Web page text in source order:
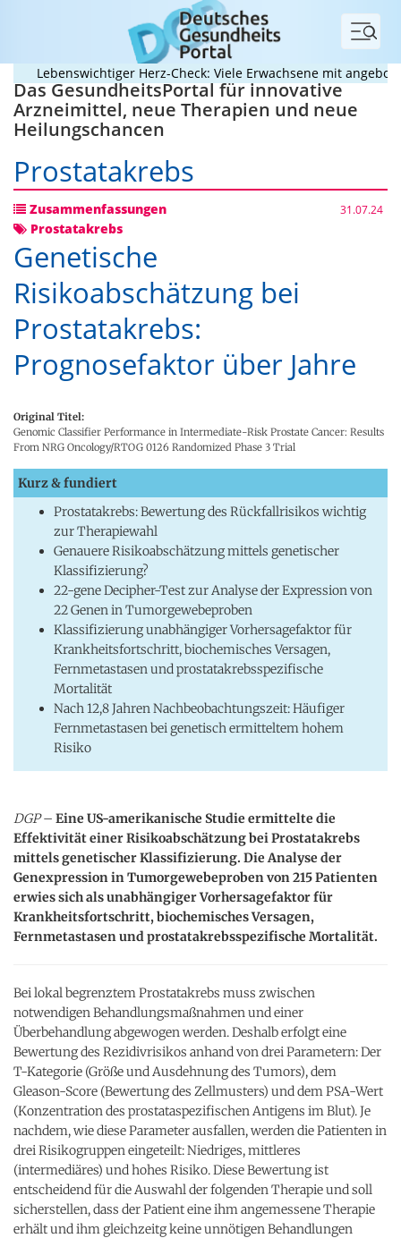
Menü
Lebenswichtiger Herz-Check: Viele Erwachsene mit
Das GesundheitsPortal für innovative
Arzneimittel, neue Therapien und neue
Heilungschancen
Prostatakrebs
Zusammenfassungen 31.07.24
Prostatakrebs
Genetische
Risikoabschätzung bei
Prostatakrebs:
Prognosefaktor über Jahre
Original Titel:
Genomic Classifier Performance in Intermediate-Risk Prostate Cancer: Results
From NRG Oncology/RTOG 0126 Randomized Phase 3 Trial
Kurz & fundiert
Prostatakrebs: Bewertung des Rückfallrisikos wichtig
zur Therapiewahl
Genauere Risikoabschätzung mittels genetischer
Klassifizierung?
22-gene Decipher-Test zur Analyse der Expression von
22 Genen in Tumorgewebeproben
Klassifizierung unabhängiger Vorhersagefaktor für
Krankheitsfortschritt, biochemisches Versagen,
Fernmetastasen und prostatakrebsspezifische
Mortalität
Nach 12,8 Jahren Nachbeobachtungszeit: Häufiger
Fernmetastasen bei genetisch ermitteltem hohem
Risiko
DGP– Eine US-amerikanische Studie ermittelte die
Effektivität einer Risikoabschätzung bei Prostatakrebs
mittels genetischer Klassifizierung. Die Analyse der
Genexpression in Tumorgewebeproben von 215 Patienten
erwies sich als unabhängiger Vorhersagefaktor für
Krankheitsfortschritt, biochemisches Versagen,
Fernmetastasen und prostatakrebsspezifische Mortalität.
Bei lokal begrenztem Prostatakrebs muss zwischen
notwendigen Behandlungsmaßnahmen und einer
Überbehandlung abgewogen werden. Deshalb erfolgt eine
Bewertung des Rezidivrisikos anhand von drei Parametern: Der
T-Kategorie (Größe und Ausdehnung des Tumors), dem
Gleason-Score (Bewertung des Zellmusters) und dem PSA-Wert
(Konzentration des prostataspezifischen Antigens im Blut). Je
nachdem, wie diese Parameter ausfallen, werden die Patienten in
drei Risikogruppen eingeteilt: Niedriges, mittleres
(intermediäres) und hohes Risiko. Diese Bewertung ist
entscheidend für die Auswahl der folgenden Therapie und soll
sicherstellen, dass der Patient eine ihm angemessene Therapie
erhält und ihm gleichzeitg keine unnötigen Behandlungen